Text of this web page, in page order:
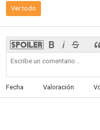
5.0
Ver todo
Fecha Valoración